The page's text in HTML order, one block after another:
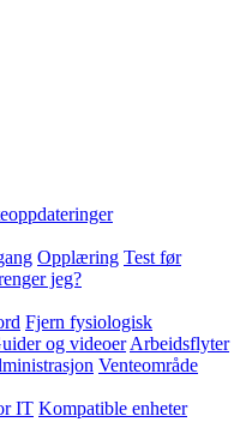
Opplæring Test før
jeg?
Fjern fysiologisk
og videoer Arbeidsflyter
Venteområde
IT Kompatible enheter